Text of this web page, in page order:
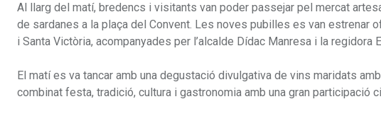
Al llarg del matí, bredencs i visitants van poder passejar pel mercat
de sardanes a la plaça del Convent. Les noves pubilles es van estrenar
i Santa Victòria, acompanyades per l’alcalde Dídac Manresa i la regidora
El matí es va tancar amb una degustació divulgativa de vins maridats
combinat festa, tradició, cultura i gastronomia amb una gran participació